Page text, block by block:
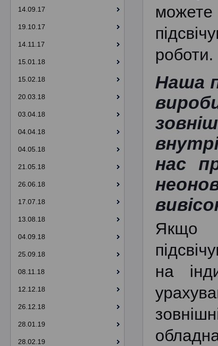
14.09.17
19.10.17
14.11.17
15.01.18
15.02.18
20.03.18
03.04.18
04.04.18
04.05.18
21.05.18
26.06.18
17.07.18
13.08.18
04.09.18
25.09.18
08.11.18
12.12.18
26.12.18
28.01.19
28.02.19
можете
роботи.
Наша
нас
Якщо
на